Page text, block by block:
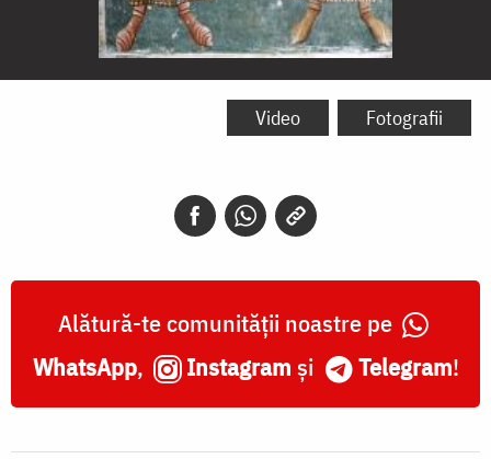
Sfinții
Video Fotografii
Alătură-te comunității noastre pe
WhatsApp, Instagram și Telegram!